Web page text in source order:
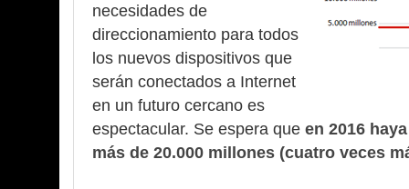
necesidades de
direccionamiento para todos
los nuevos dispositivos que
serán conectados a Internet
en un futuro cercano es
espectacular. Se espera que en 2016
más de 20.000 millones (cuatro veces